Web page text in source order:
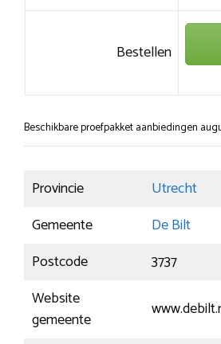
Bestellen
Beschikbare proefpakket aanbiedingen
Provincie
Utrecht
Gemeente
De Bilt
Postcode
3737
Website
gemeente